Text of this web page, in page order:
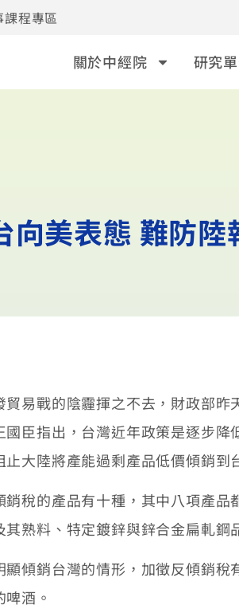
課程專區
關於中經院 研究
向美表態 難防陸
易戰的陰霾揮之不去，財政部
臣指出，台灣近年政策是逐步
大陸將產能過剩產品低價傾銷
稅的產品有十種，其中八項產
熟料、特定鍍鋅與鋅合金扁軋鋼
傾銷台灣的情形，加徵反傾銷
酒。